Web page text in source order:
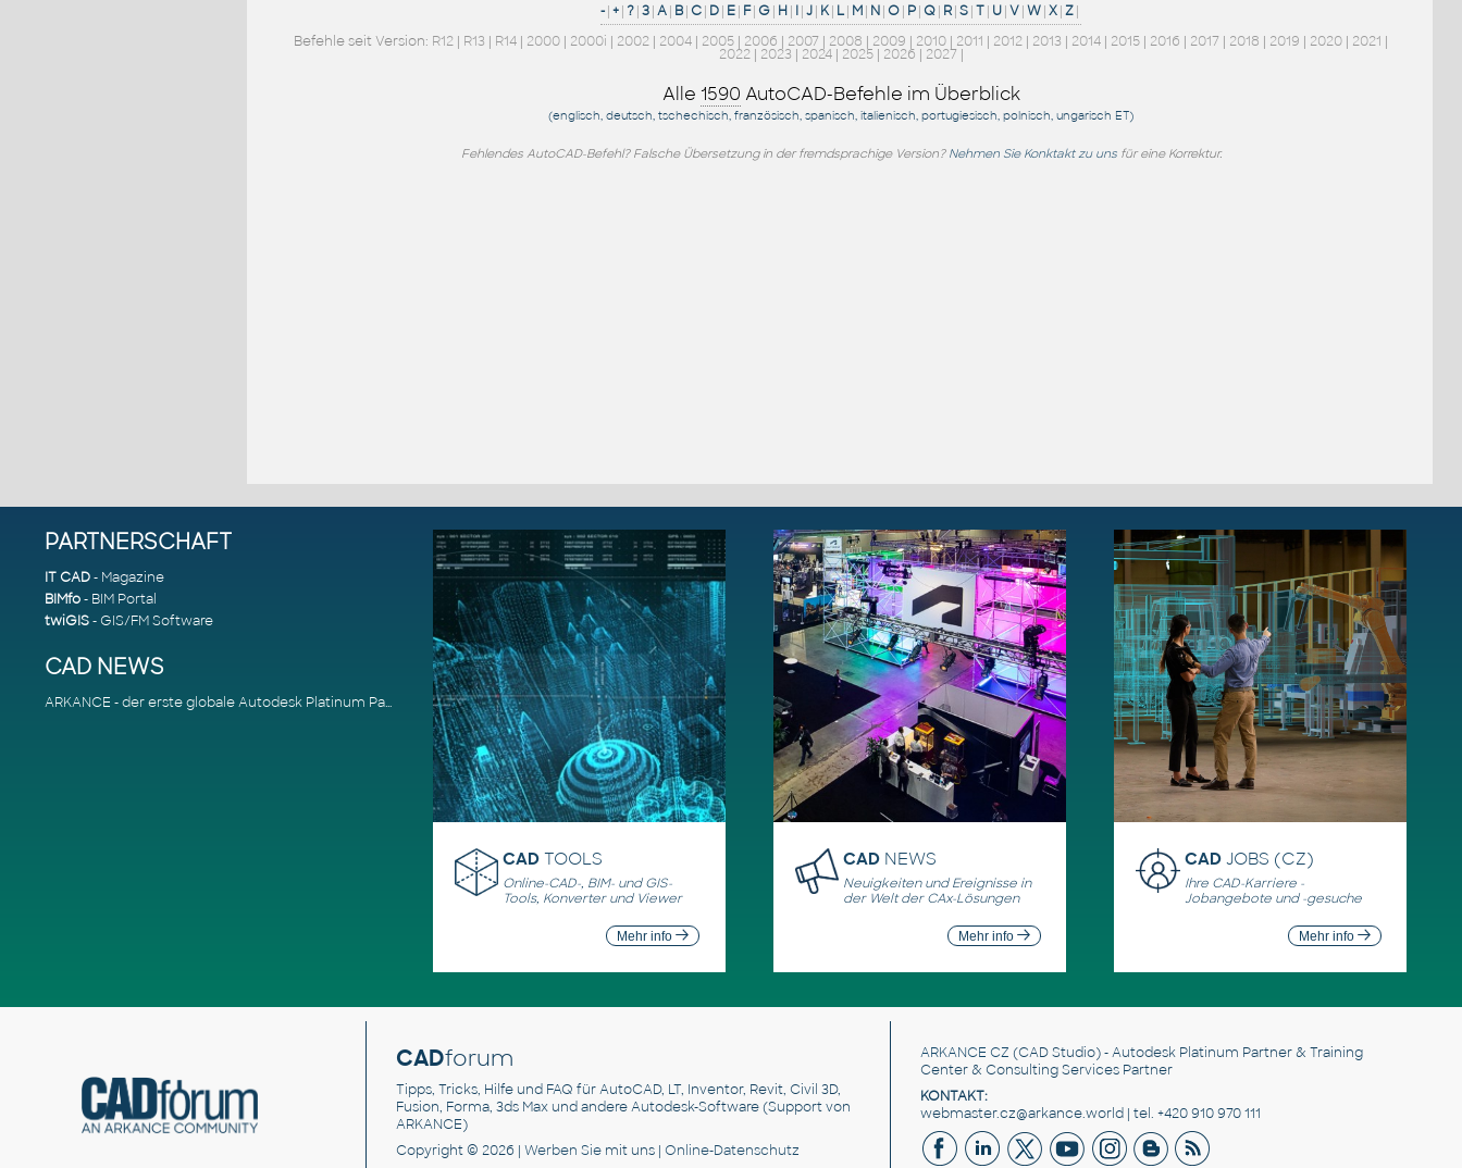
-|+| ?|3|A| B|C| D| E| F|G| H| I|J| K| L| M| N|O| P|Q| R|S|T| U|V|W|X|Z|
Befehle seit Version: R12 | R13 | R14 | 2000 | 2000i | 2002 | 2004 | 2005 | 2006 | 2007 | 2008 | 2009 | 2010 | 2011 | 2012 | 2013 | 2014 | 2015 | 2016 | 2017 | 2018 | 2019 | 2020 | 2021 |
2022| 2023 | 2024| 2025| 2026 | 2027|
Alle 1590 AutoCAD-Befehle im Überblick
(englisch, deutsch, tschechisch, französisch, spanisch, italienisch, portugiesisch, polnisch, ungarisch ET)
Fehlendes AutoCAD-Befehl? Falsche Übersetzung in der fremdsprachige Version? Nehmen Sie Konktakt zu unsfür eine Korrektur.
PARTNERSCHAFT
IT CAD- Magazine
BIMfo- BIM Portal
twiGIS- GIS/FM Software
CAD NEWS
ARKANCE - der erste globale Autodesk Platinum Partner
CAD TOOLS
Online-CAD-, BIM- und GIS-
Tools, Konverter und Viewer
Mehr info
CAD NEWS
Neuigkeiten und Ereignisse in
der Welt der CAx-Lösungen
Mehr info
CADJOBS (CZ)
Ihre CAD-Karriere -
Jobangebote und -gesuche
Mehr info
CADforum
Tipps, Tricks, Hilfe und FAQ für AutoCAD, LT, Inventor, Revit, Civil 3D,
Fusion, Forma, 3ds Max und andere Autodesk-Software (Support von
ARKANCE)
Copyright © 2026 | Werben Siemit uns | Online-Datenschutz
ARKANCE CZ (CAD Studio) - Autodesk Platinum Partner & Training
Center & Consulting Services Partner
KONTAKT:
webmaster.cz@arkance.world | tel. +420 910 970 111